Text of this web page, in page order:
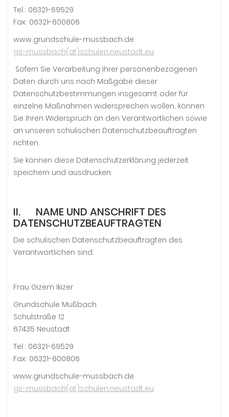
Tel.: 06321-69529
Fax: 06321-600806
www.grundschule-mussbach.de
gs-mussbach(at)schulen.neustadt.eu
Sofern Sie Verarbeitung Ihrer personenbezogenen
Daten durch uns nach Maßgabe dieser
Datenschutzbestimmungen insgesamt oder für
einzelne Maßnahmen widersprechen wollen, können
Sie Ihren Widerspruch an den Verantwortlichen sowie
an unseren schulischen Datenschutzbeauftragten
richten.
Sie können diese Datenschutzerklärung jederzeit
speichern und ausdrucken.
II. NAME UND ANSCHRIFT DES
DATENSCHUTZBEAUFTRAGTEN
Die schulischen Datenschutzbeauftragten des
Verantwortlichen sind:
Frau Gizem Ikizer
Grundschule Mußbach
Schulstraße 12
67435 Neustadt
Tel.: 06321-69529
Fax: 06321-600806
www.grundschule-mussbach.de
gs-mussbach(at)schulen.neustadt.eu